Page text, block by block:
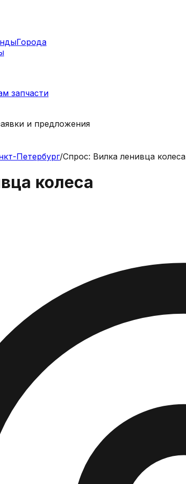
Города
запчасти
и предложения
Петербург/Спрос: Вилка ленивца колеса
колеса